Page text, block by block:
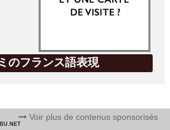
のフランス語表現
Voir plus de contenus sponsorisés